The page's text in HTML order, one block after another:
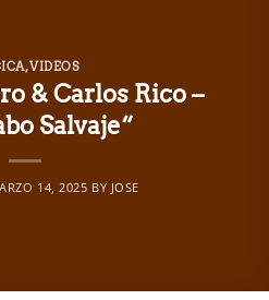
,VIDEOS
& Carlos Rico –
Salvaje“
14, 2025 BY JOSE